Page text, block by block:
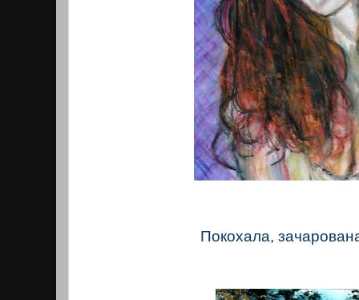
Покохала,